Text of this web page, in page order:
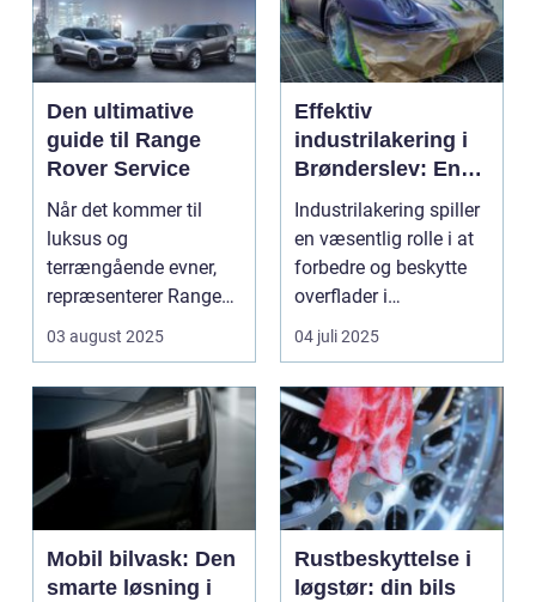
Den ultimative
guide til Range
Rover Service
Når det kommer til
luksus og
terrængående evner,
repræsenterer Range
Rover n...
03 august 2025
Effektiv
industrilakering i
Brønderslev: En
dybdegående
Industrilakering spiller
en væsentlig rolle i at
forbedre og beskytte
overflader i
forskellige...
04 juli 2025
Mobil bilvask: Den
smarte løsning i
Rustbeskyttelse i
løgstør: din bils